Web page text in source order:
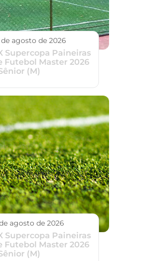
de agosto de 2026
Supercopa Paineiras
Futebol Master 2026
(M)
de agosto de 2026
Supercopa Paineiras
Futebol Master 2026
(M)